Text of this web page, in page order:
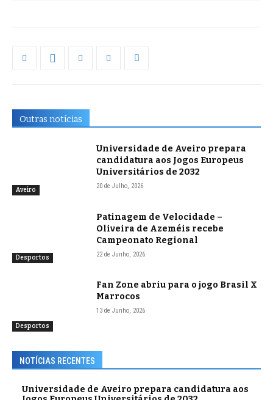
Outras notícias
Aveiro
Universidade de Aveiro prepara
candidatura aos Jogos Europeus
Universitários de 2032
20 de Julho, 2026
Desportos
Patinagem de Velocidade –
Oliveira de Azeméis recebe
Campeonato Regional
22 de Junho, 2026
Desportos
Fan Zone abriu para o jogo Brasil X
Marrocos
13 de Junho, 2026
NOTÍCIAS RECENTES
Universidade de Aveiro prepara candidatura aos